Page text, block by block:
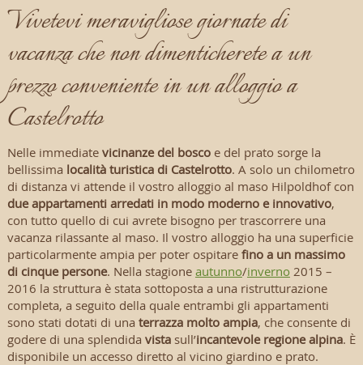
Vivetevi meravigliose giornate di
vacanza che non dimenticherete a un
prezzo conveniente in un alloggio a
Castelrotto
Nelle immediate vicinanze del boscoe del prato sorge la
bellissima località turistica di Castelrotto. A solo un chilometro
di distanza vi attende il vostro alloggio al maso Hilpoldhof con
due appartamenti arredati in modo moderno e innovativo,
con tutto quello di cui avrete bisogno per trascorrere una
vacanza rilassante al maso. Il vostro alloggio ha una superficie
particolarmente ampia per poter ospitare fino a un massimo
di cinque persone. Nella stagione autunno/inverno 2015 –
2016 la struttura è stata sottoposta a una ristrutturazione
completa, a seguito della quale entrambi gli appartamenti
sono stati dotati di una terrazza molto ampia, che consente di
godere di una splendida vistasull’incantevole regione alpina. È
disponibile un accesso diretto al vicino giardino e prato.